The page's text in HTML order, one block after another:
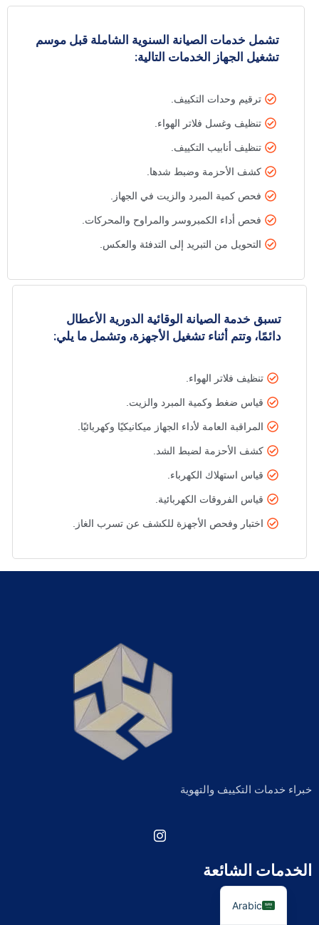
تشمل خدمات الصيانة السنوية الشاملة قبل موسم
تشغيل الجهاز الخدمات التالية:
ترقيم وحدات التكييف.
تنظيف وغسل فلاتر الهواء.
تنظيف أنابيب التكييف.
كشف الأحزمة وضبط شدها.
فحص كمية المبرد والزيت في الجهاز.
فحص أداء الكمبروسر والمراوح والمحركات.
التحويل من التبريد إلى التدفئة والعكس.
تسبق خدمة الصيانة الوقائية الدورية الأعطال
دائمًا، وتتم أثناء تشغيل الأجهزة، وتشمل ما يلي:
تنظيف فلاتر الهواء.
قياس ضغط وكمية المبرد والزيت.
المراقبة العامة لأداء الجهاز ميكانيكيًا وكهربائيًا.
كشف الأحزمة لضبط الشد.
قياس استهلاك الكهرباء.
قياس الفروقات الكهربائية.
اختبار وفحص الأجهزة للكشف عن تسرب الغاز.
خبراء خدمات التكييف والتهوية
الخدمات الشائعة
Arabic